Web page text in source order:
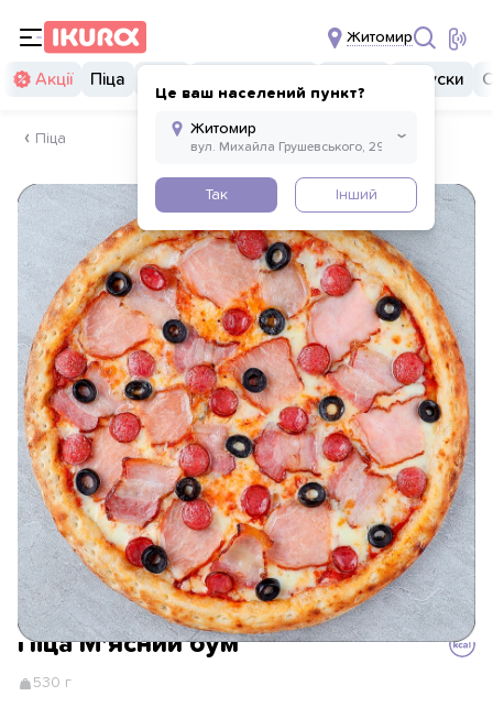
Житомир
Це ваш населений пункт?
Так Інший
Акції Піца Закуски
Піца
Піца М'ясний бум
530 г